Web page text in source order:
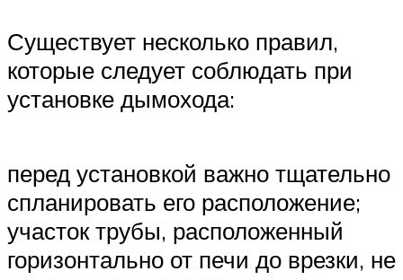
Существует несколько правил,
которые следует соблюдать при
установке дымохода:
перед установкой важно тщательно
спланировать его расположение;
участок трубы, расположенный
горизонтально от печи до врезки, не